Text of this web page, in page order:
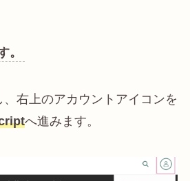
。
右上のアカウントアイコンを
へ進みます。